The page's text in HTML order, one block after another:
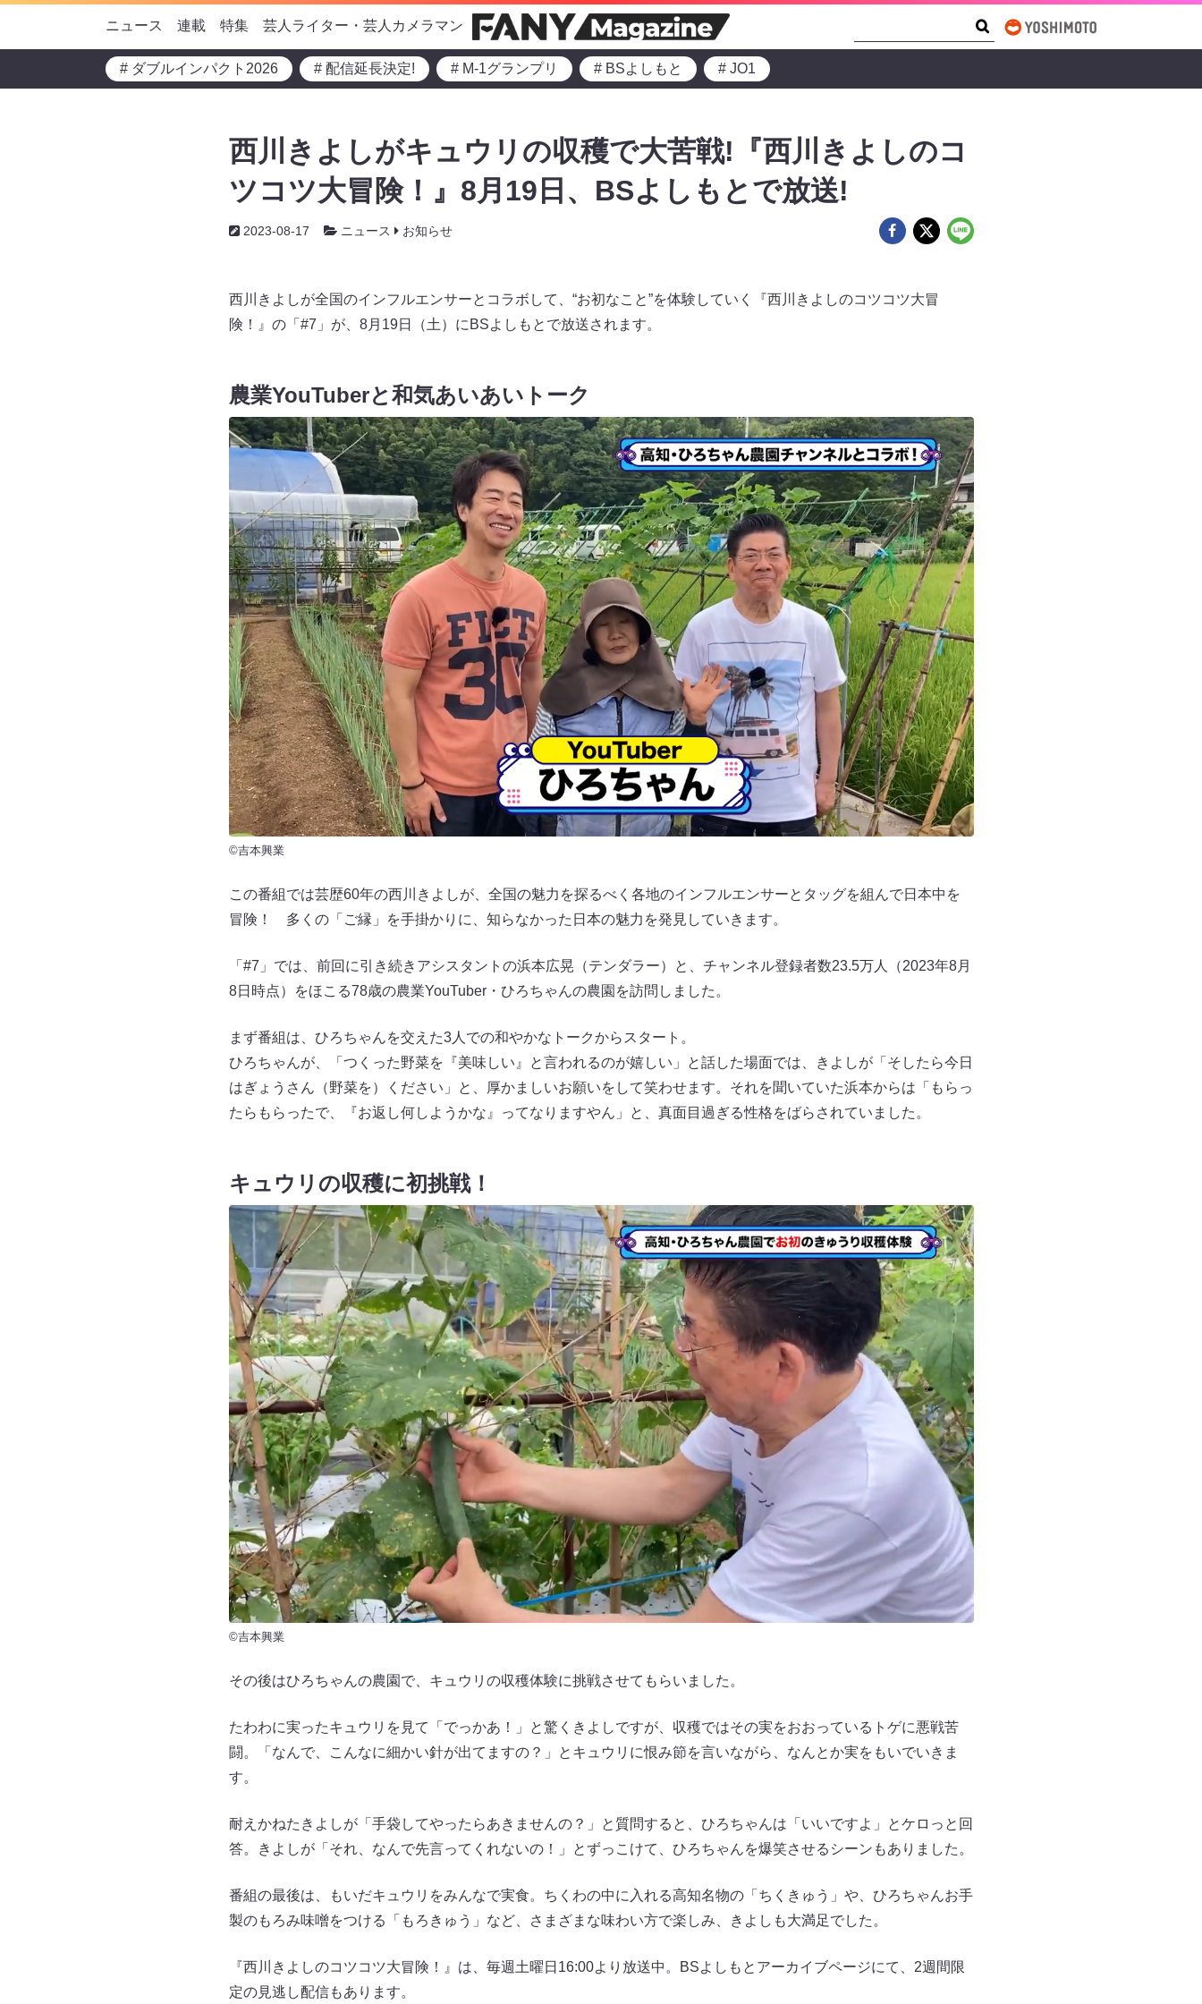
ニュース 連載 特集 芸人ライター・芸人カメラマン
# ダブルインパクト2026 # 配信延長決定! # M-1グランプリ # BSよしもと # JO1
西川きよしがキュウリの収穫で大苦戦!『西川きよしのコ
ツコツ大冒険！』8月19日、BSよしもとで放送!
2023-08-17 ニュース お知らせ
西川きよしが全国のインフルエンサーとコラボして、“お初なこと”を体験していく『西川きよしのコツコツ大冒
険！』の「#7」が、8月19日（土）にBSよしもとで放送されます。
農業YouTuberと和気あいあいトーク
©吉本興業
この番組では芸歴60年の西川きよしが、全国の魅力を探るべく各地のインフルエンサーとタッグを組んで日本中を
冒険！ 多くの「ご縁」を手掛かりに、知らなかった日本の魅力を発見していきます。
「#7」では、前回に引き続きアシスタントの浜本広晃（テンダラー）と、チャンネル登録者数23.5万人（2023年8月
8日時点）をほこる78歳の農業YouTuber・ひろちゃんの農園を訪問しました。
まず番組は、ひろちゃんを交えた3人での和やかなトークからスタート。
ひろちゃんが、「つくった野菜を『美味しい』と言われるのが嬉しい」と話した場面では、きよしが「そしたら今日
はぎょうさん（野菜を）ください」と、厚かましいお願いをして笑わせます。それを聞いていた浜本からは「もらっ
たらもらったで、『お返し何しようかな』ってなりますやん」と、真面目過ぎる性格をばらされていました。
キュウリの収穫に初挑戦！
©吉本興業
その後はひろちゃんの農園で、キュウリの収穫体験に挑戦させてもらいました。
たわわに実ったキュウリを見て「でっかあ！」と驚くきよしですが、収穫ではその実をおおっているトゲに悪戦苦
闘。「なんで、こんなに細かい針が出てますの？」とキュウリに恨み節を言いながら、なんとか実をもいでいきま
す。
耐えかねたきよしが「手袋してやったらあきませんの？」と質問すると、ひろちゃんは「いいですよ」とケロっと回
答。きよしが「それ、なんで先言ってくれないの！」とずっこけて、ひろちゃんを爆笑させるシーンもありました。
番組の最後は、もいだキュウリをみんなで実食。ちくわの中に入れる高知名物の「ちくきゅう」や、ひろちゃんお手
製のもろみ味噌をつける「もろきゅう」など、さまざまな味わい方で楽しみ、きよしも大満足でした。
『西川きよしのコツコツ大冒険！』は、毎週土曜日16:00より放送中。BSよしもとアーカイブページにて、2週間限
定の見逃し配信もあります。